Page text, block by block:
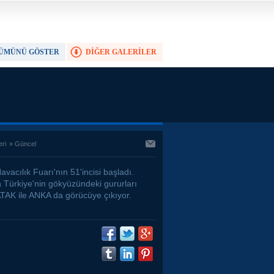
DİĞER GALERİLER
GÖSTER
» Güncel
Fuarı'nın 51'incisi başladı.
Türkiye'nin gökyüzündeki gururları
ile ANKA da görücüye çıkıyor.